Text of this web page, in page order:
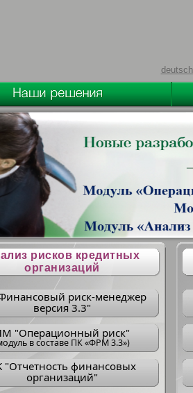
рисков кредитных
организаций
риск-менеджер
версия 3.3"
"Операционный риск"
в составе ПК «ФРМ 3.3»)
"Отчетность финансовых
организаций"